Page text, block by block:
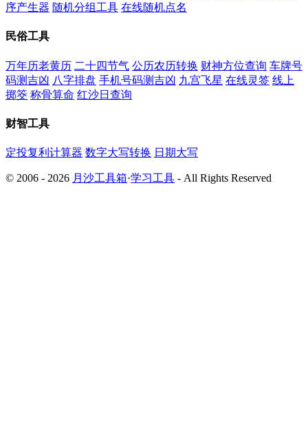
序产生器 随机分组工具 在线随机点名
民俗工具
万年历老黄历 二十四节气 公历农历转换 财神方位查询 车牌号
码测吉凶 八字排盘 手机号码测吉凶 九宫飞星 在线灵签 线上
掷筊 称骨算命 红沙日查询
财智工具
定投复利计算器 数字大写转换 日期大写
© 2006 - 2026 月沙工具箱·学习工具 - All Rights Reserved